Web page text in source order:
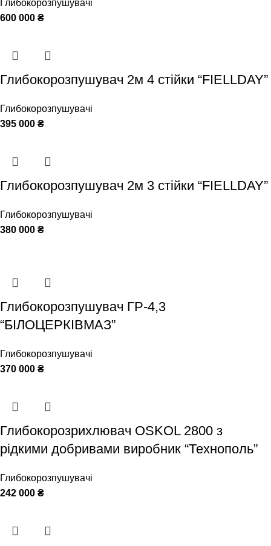
Глибокорозпушувачі
600 000 ₴
Глибокорозпушувач 2м 4 стійки “FIELLDAY”
Глибокорозпушувачі
395 000 ₴
Глибокорозпушувач 2м 3 стійки “FIELLDAY”
Глибокорозпушувачі
380 000 ₴
Глибокорозпушувач ГР-4,3
“БІЛОЦЕРКІВМАЗ”
Глибокорозпушувачі
370 000 ₴
Глибокорозрихлювач OSKOL 2800 з
рідкими добривами виробник “Технополь”
Глибокорозпушувачі
242 000 ₴